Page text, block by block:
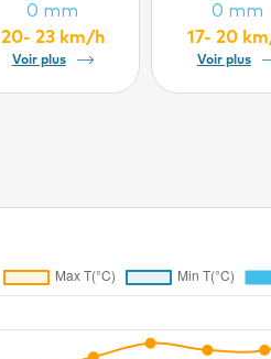
0 mm
20- 23 km/h
Voir plus
0 mm
17- 20
Voir plus